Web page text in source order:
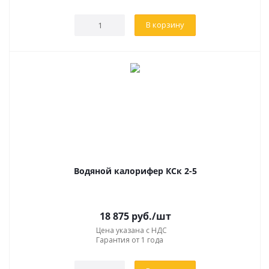
Принцип действия заключается в том, что вода
(теплоноситель) лучше отдает тепло по отношению к
насаженными на трубы стальными пластинами или
рассчитана на определенный температурный режим.
Воздушное пространство объекта не должно содержать
волокнистых материалов, липких и абразивных веществ.
Следите за запыленностью воздуха – 0,5 м/м3.
В корзину
Водяной калорифер КСк 2-5
18 875руб./шт
Цена указана с НДС
Гарантия от 1 года